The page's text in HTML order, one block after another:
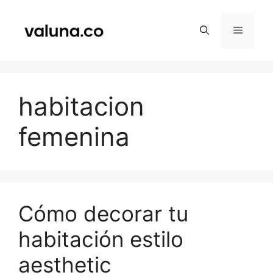
contenido
Menú
habitacion
femenina
Cómo decorar tu
habitación estilo
aesthetic